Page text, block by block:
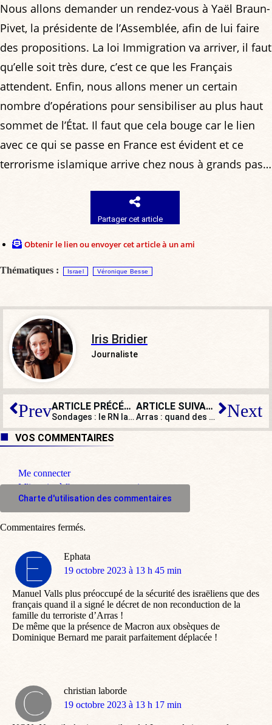
Nous allons demander un rendez-vous à Yaël Braun-
Pivet, la présidente de l’Assemblée, afin de lui faire
des propositions. La loi Immigration va arriver, il faut
qu’elle soit très dure, c’est ce que les Français
attendent. Enfin, nous allons mener un certain
nombre d’opérations pour sensibiliser au plus haut
sommet de l’État. Il faut que cela bouge car le lien
avec ce qui se passe en France est évident et ce
terrorisme islamique arrive chez nous à grands pas…
Partager cet article
Obtenir le lien ou envoyer cet article à un ami
Thématiques : Israel Véronique Besse
Iris Bridier
Journaliste
Prev ARTICLE PRÉCÉDENT
Sondages : le RN largement en tête aux élections européennes ?
ARTICLE SUIVANT
Arras : quand des associations alimentent les défaillances de l’État Next
VOS COMMENTAIRES
Me connecter
M'inscrire à l'espace commentaire
Charte d'utilisation des commentaires
Ephata
dit
19 octobre 2023 à 13 h 45 min
Manuel Valls plus préoccupé de la sécurité des israëliens que des
français quand il a signé le décret de non reconduction de la
famille du terroriste d’Arras !
De même que la présence de Macron aux obsèques de
Dominique Bernard me parait parfaitement déplacée !
christian laborde
dit
19 octobre 2023 à 13 h 17 min
Commentaires fermés.